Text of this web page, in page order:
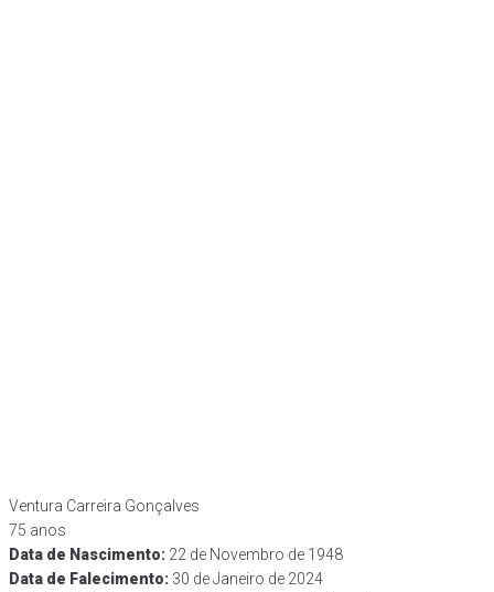
Ventura Carreira Gonçalves
75 anos
Data de Nascimento​: 22 de Novembro de 1948
Data de Falecimento​: 30 de Janeiro de 2024